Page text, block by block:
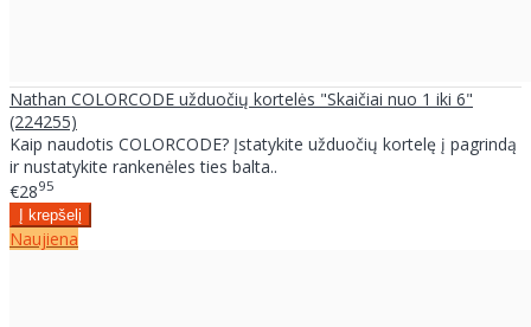
Nathan COLORCODE užduočių kortelės "Skaičiai nuo 1 iki 6"
(224255)
Kaip naudotis COLORCODE? Įstatykite užduočių kortelę į pagrindą
ir nustatykite rankenėles ties balta..
€2895
Naujiena